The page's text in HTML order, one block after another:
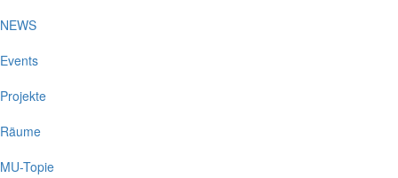
NEWS
Events
Projekte
Räume
MU-Topie